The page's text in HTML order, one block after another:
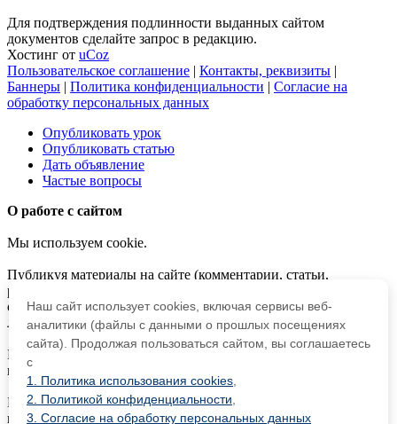
Для подтверждения подлинности выданных сайтом
документов сделайте запрос в редакцию.
Хостинг от uCoz
Пользовательское соглашение | Контакты, реквизиты |
Баннеры | Политика конфиденциальности | Согласие на
обработку персональных данных
Опубликовать урок
Опубликовать статью
Дать объявление
Частые вопросы
О работе с сайтом
Мы используем cookie.
Публикуя материалы на сайте (комментарии, статьи,
разработки и др.), пользователи берут на себя всю
ответственность за содержание материалов и разрешение
любых спорных вопросов с третьми лицами.
При этом редакция сайта готова оказывать всяческую
поддержку как в публикации, так и других вопросах.
Если вы обнаружили, что на нашем сайте незаконно
используются материалы,сообщите администратору
Наш сайт использует cookies, включая сервисы веб-
аналитики (файлы с данными о прошлых посещениях
сайта). Продолжая пользоваться сайтом, вы соглашаетесь
с
1. Политика использования cookies
2. Политикой конфиденциальности
3. Согласие на обработку персональных данных